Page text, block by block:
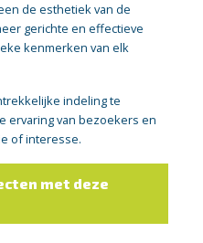
de esthetiek van de
gerichte en effectieve
kenmerken van elk
indeling te
ervaring van bezoekers en
of interesse.
met deze